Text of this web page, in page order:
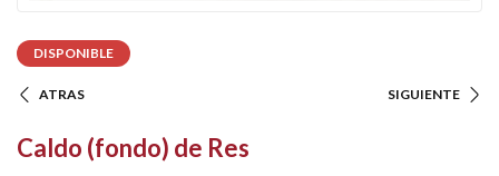
DISPONIBLE
ATRAS SIGUIENTE
Caldo (fondo) de Res